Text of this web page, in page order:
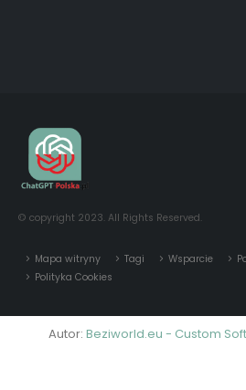
© copyright 2023. All Rights Reserved.
Mapa witryny Tagi Wsparcie
Polityka Cookies
Autor: Beziworld.eu - Custom